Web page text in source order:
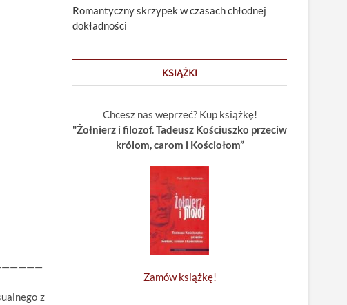
z
Romantyczny skrzypek w czasach chłodnej
dokładności
KSIĄŻKI
Chcesz nas weprzeć? Kup książkę!
"Żołnierz i filozof. Tadeusz Kościuszko przeciw
królom, carom i Kościołom”
Zamów książkę!